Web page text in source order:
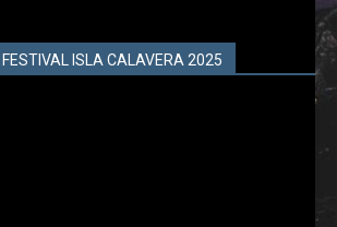
FESTIVAL ISLA CALAVERA 2025